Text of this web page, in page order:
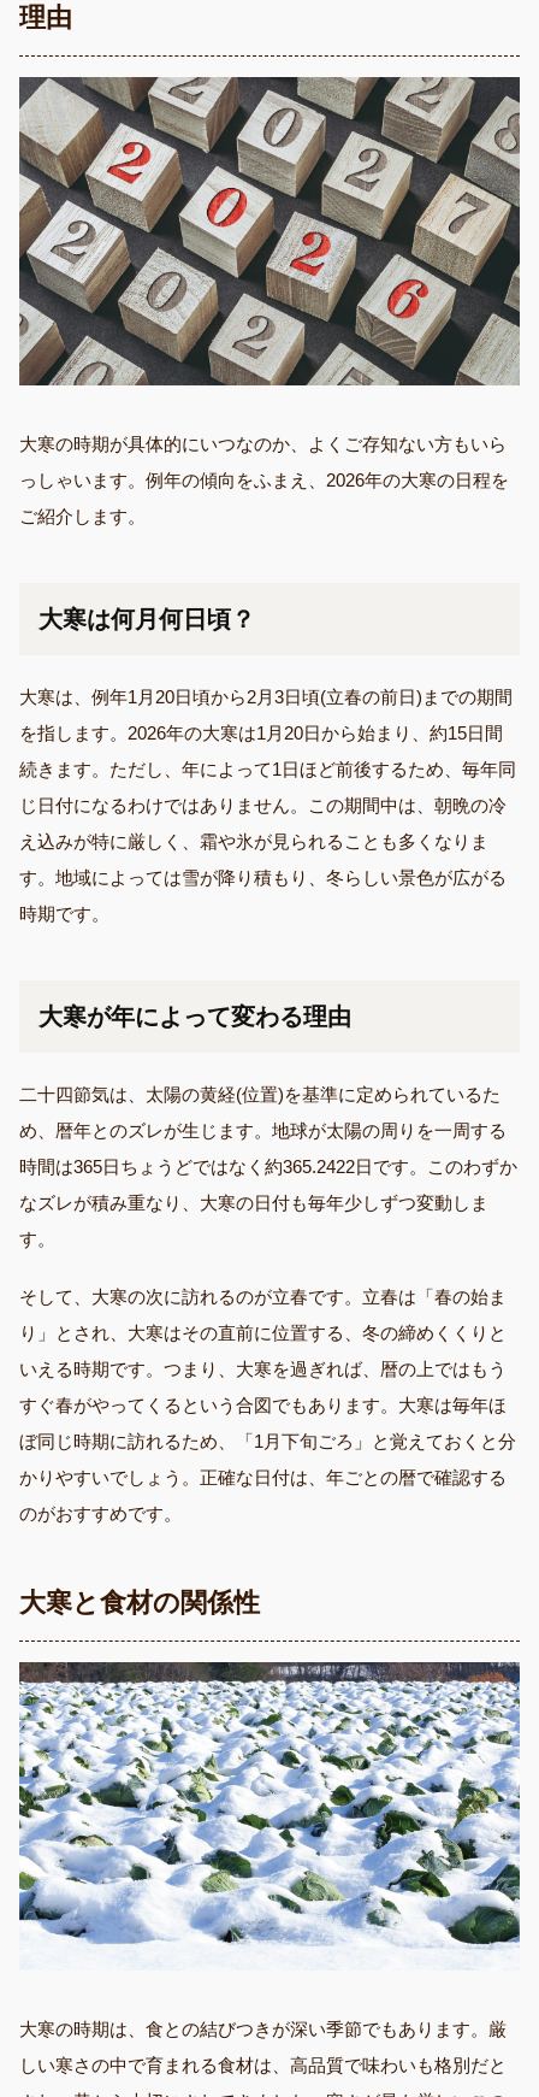
理由
大寒の時期が具体的にいつなのか、よくご存知ない方もいら
っしゃいます。例年の傾向をふまえ、2026年の大寒の日程を
ご紹介します。
大寒は何月何日頃？
大寒は、例年1月20日頃から2月3日頃(立春の前日)までの期間
を指します。2026年の大寒は1月20日から始まり、約15日間
続きます。ただし、年によって1日ほど前後するため、毎年同
じ日付になるわけではありません。この期間中は、朝晩の冷
え込みが特に厳しく、霜や氷が見られることも多くなりま
す。地域によっては雪が降り積もり、冬らしい景色が広がる
時期です。
大寒が年によって変わる理由
二十四節気は、太陽の黄経(位置)を基準に定められているた
め、暦年とのズレが生じます。地球が太陽の周りを一周する
時間は365日ちょうどではなく約365.2422日です。このわずか
なズレが積み重なり、大寒の日付も毎年少しずつ変動しま
す。
そして、大寒の次に訪れるのが立春です。立春は「春の始ま
り」とされ、大寒はその直前に位置する、冬の締めくくりと
いえる時期です。つまり、大寒を過ぎれば、暦の上ではもう
すぐ春がやってくるという合図でもあります。大寒は毎年ほ
ぼ同じ時期に訪れるため、「1月下旬ごろ」と覚えておくと分
かりやすいでしょう。正確な日付は、年ごとの暦で確認する
のがおすすめです。
大寒と食材の関係性
大寒の時期は、食との結びつきが深い季節でもあります。厳
しい寒さの中で育まれる食材は、高品質で味わいも格別だと